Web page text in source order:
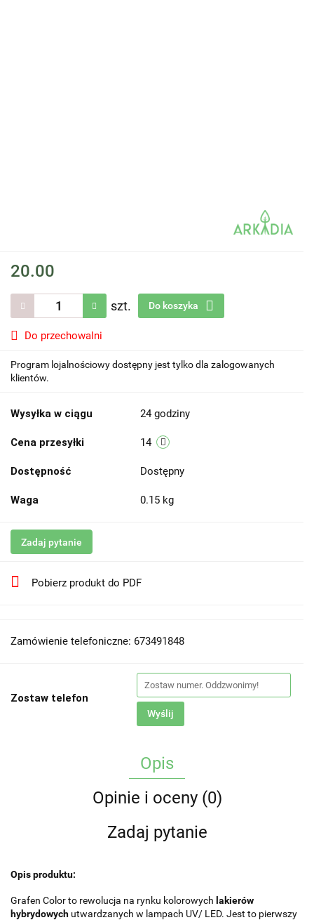
20.00
szt. Do koszyka
Do przechowalni
Program lojalnościowy dostępny jest tylko dla zalogowanych
klientów.
Wysyłka w ciągu 24 godziny
Cena przesyłki 14
Dostępność Dostępny
Waga 0.15 kg
Zadaj pytanie
Pobierz produkt do PDF
Zamówienie telefoniczne: 673491848
Zostaw telefon
Wyślij
Opis
Opinie i oceny (0)
Zadaj pytanie
Opis produktu:
Grafen Color to rewolucja na rynku kolorowych lakierów
hybrydowych utwardzanych w lampach UV/ LED. Jest to pierwszy